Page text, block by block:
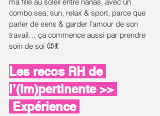
combo sea, sun, relax & sport, parce que
parler de sens & garder l’amour de son
travail… ça commence aussi par prendre
soin de soi 😉💃
Les recos RH de
l’(Im)pertinente >>
Expérience